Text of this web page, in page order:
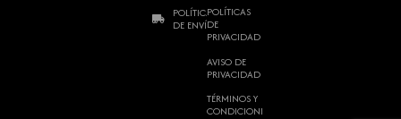
POLÍTICAS
DE ENVÍO
POLÍTICAS
DE
PRIVACIDAD
AVISO DE
PRIVACIDAD
TÉRMINOS Y
CONDICIONES